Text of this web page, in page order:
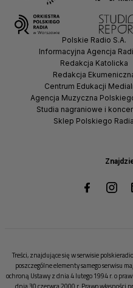
Polskie Radio S.A.
Informacyjna Agencja
Redakcja Katolicka
Redakcja
Centrum Edukacji
Agencja Muzyczna
Studia nagraniowe i
Sklep Polskiego Radia
Treści, znajdujące się w serwisie
poszczególne elementy samego serwisu
ochroną Ustawy z dnia 4 lutego 1994 r. o